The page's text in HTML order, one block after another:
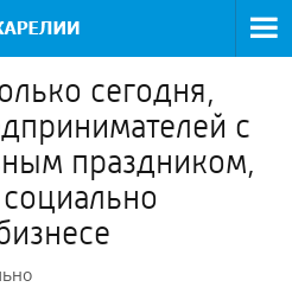
сегодня,
с
праздником,